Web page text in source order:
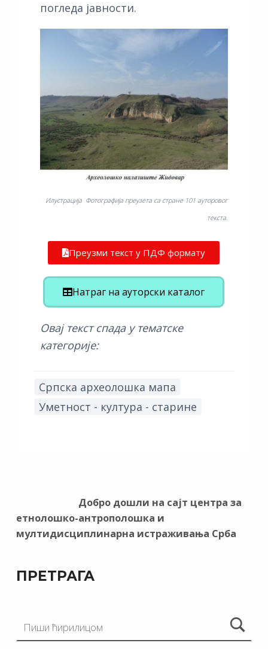
погледа јавности.
Илустрација Фотографија преузета са стране 101 ауторовог
текста.
Преузми текст у ПДФ формату
Натраг на ауторски каталог
Овај текст спада у тематске
категорије:
Српска археолошка мапа
Уметност - култура - старине
Добро дошли на сајт центра за
етнолошко-антрополошка и
мултидисциплинарна истраживања Срба
ПРЕТРАГА